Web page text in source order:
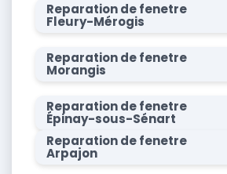
Reparation de fenetre
Fleury-Mérogis
Reparation de fenetre
Morangis
Reparation de fenetre
Épinay-sous-Sénart
Reparation de fenetre
Arpajon